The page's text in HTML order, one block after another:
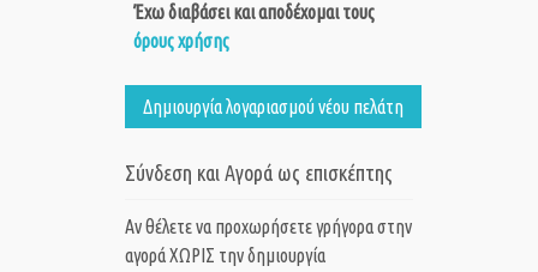
Έχω διαβάσει και αποδέχομαι τους
όρους χρήσης
Δημιουργία λογαριασμού νέου πελάτη
Σύνδεση και Αγορά ως επισκέπτης
Αν θέλετε να προχωρήσετε γρήγορα στην
αγορά ΧΩΡΙΣ την δημιουργία